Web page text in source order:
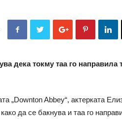
дека токму таа го
„Downton Abbey“, актерката
да се бакнува и таа го